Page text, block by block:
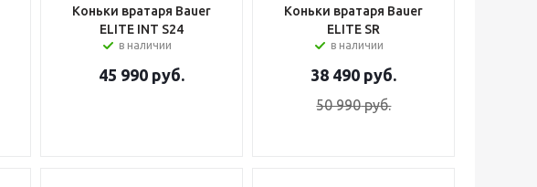
Коньки вратаря Bauer
ELITE INT S24
в наличии
45 990 руб.
Коньки вратаря Bauer
ELITE SR
в наличии
38 490 руб.
50 990руб.